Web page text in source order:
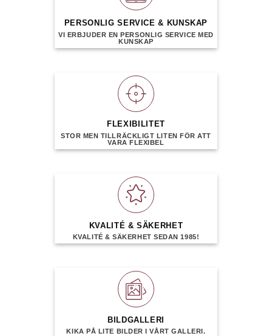
PERSONLIG SERVICE & KUNSKAP
VI ERBJUDER EN PERSONLIG SERVICE MED
KUNSKAP
FLEXIBILITET
STOR MEN TILLRÄCKLIGT LITEN FÖR ATT
VARA FLEXIBEL
KVALITÉ & SÄKERHET
KVALITÉ & SÄKERHET SEDAN 1985!
BILDGALLERI
KIKA PÅ LITE BILDER I VÅRT GALLERI.